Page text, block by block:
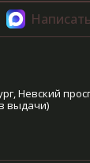
Невский
выдачи)